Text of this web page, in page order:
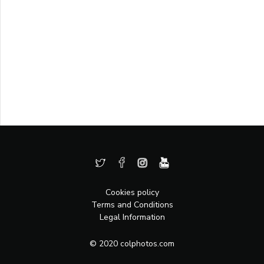
Cookies policy
Terms and Conditions
Legal Information
© 2020 colphotos.com